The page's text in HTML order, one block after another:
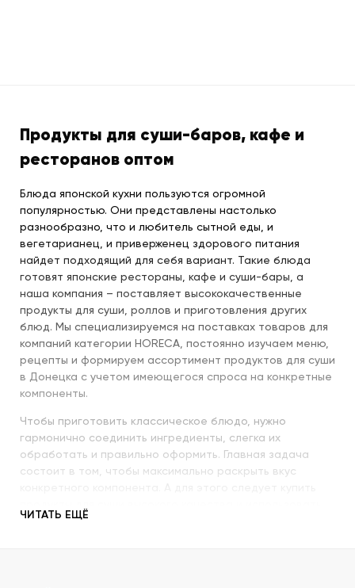
Продукты для суши-баров, кафе и
ресторанов оптом
Блюда японской кухни пользуются огромной
популярностью. Они представлены настолько
разнообразно, что и любитель сытной еды, и
вегетарианец, и приверженец здорового питания
найдет подходящий для себя вариант. Такие блюда
готовят японские рестораны, кафе и суши-бары, а
наша компания – поставляет высококачественные
продукты для суши, роллов и приготовления других
блюд. Мы специализируемся на поставках товаров для
компаний категории HORECA, постоянно изучаем меню,
рецепты и формируем ассортимент продуктов для суши
в Донецка с учетом имеющегося спроса на конкретные
компоненты.
Чтобы приготовить классическое блюдо, нужно
гармонично соединить ингредиенты, слегка их
обработать и правильно оформить. Главная задача
состоит в том, чтобы максимально раскрыть вкус
их со знанием всех секретов.
ЧИТАТЬ ЕЩЁ